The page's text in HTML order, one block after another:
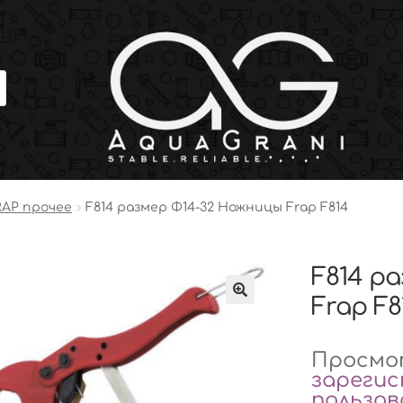
прочее F814 размер Φ14-32 Ножницы Frap F814
F814
Frap